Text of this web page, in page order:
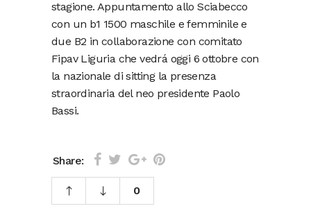
stagione. Appuntamento allo Sciabecco
con un b1 1500 maschile e femminile e
due B2 in collaborazione con comitato
Fipav Liguria che vedrá oggi 6 ottobre con
la nazionale di sitting la presenza
straordinaria del neo presidente Paolo
Bassi.
Share:
0